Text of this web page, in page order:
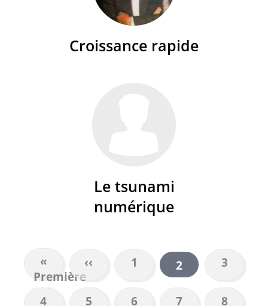
Croissance rapide
Le tsunami
numérique
PAGINATION
Première
page
«
Première
Page
précédente
‹‹ Page
1
Page
courante
2 Page
3
Page
4 Page
5 Page
6 Page
7 Page
8